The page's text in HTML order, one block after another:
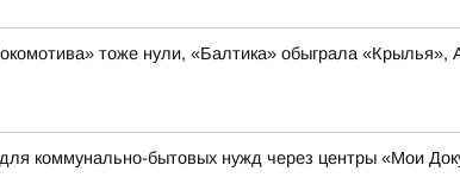
тоже нули, «Балтика» обыграла «Крылья»,
коммунально-бытовых нужд через центры «Мои